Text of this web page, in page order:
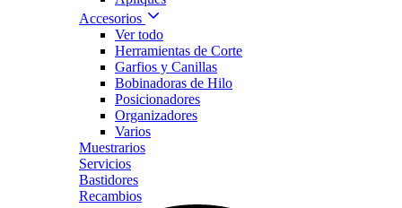
Accesorios
Ver todo
Herramientas de Corte
Garfios y Canillas
Bobinadoras de Hilo
Posicionadores
Organizadores
Varios
Muestrarios
Servicios
Bastidores
Recambios